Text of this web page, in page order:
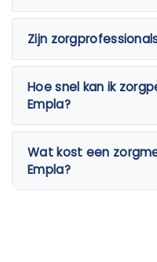
Zijn
Hoe snel kan ik
Empla?
Wat kost een
Empla?